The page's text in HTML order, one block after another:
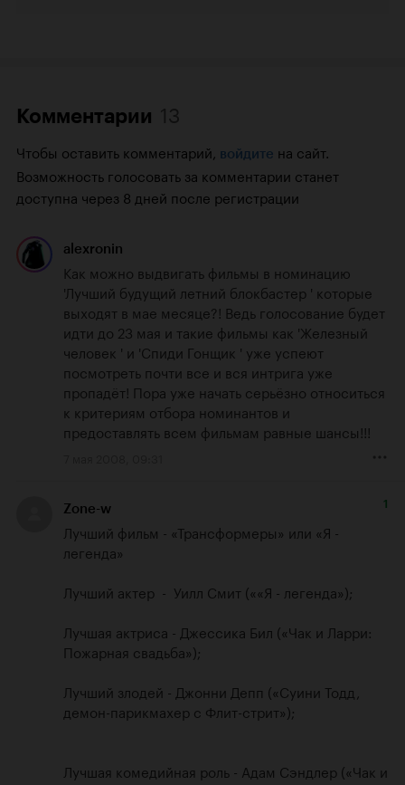
Комментарии
Чтобы оставить комментарий, войдите на сайт.
Возможность голосовать за комментарии станет
доступна через 8 дней после регистрации
alexronin
Как можно выдвигать фильмы в номинацию
'Лучший будущий летний блокбастер ' которые
выходят в мае месяце?! Ведь голосование будет
идти до 23 мая и такие фильмы как 'Железный
человек ' и 'Спиди Гонщик ' уже успеют
посмотреть почти все и вся интрига уже
пропадёт! Пора уже начать серьёзно относиться
к критериям отбора номинантов и
предоставлять всем фильмам равные шансы!!!
Zone-w 1
Лучший фильм - «Трансформеры» или «Я -
легенда»
Лучший актер  -  Уилл Смит (««Я - легенда»);
Лучшая актриса - Джессика Бил («Чак и Ларри:
Пожарная свадьба»);
Лучший злодей - Джонни Депп («Суини Тодд,
демон-парикмахер с Флит-стрит»);
Лучшая комедийная роль - Адам Сэндлер («Чак и